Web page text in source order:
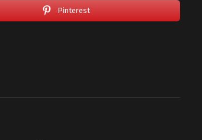
Pinterest